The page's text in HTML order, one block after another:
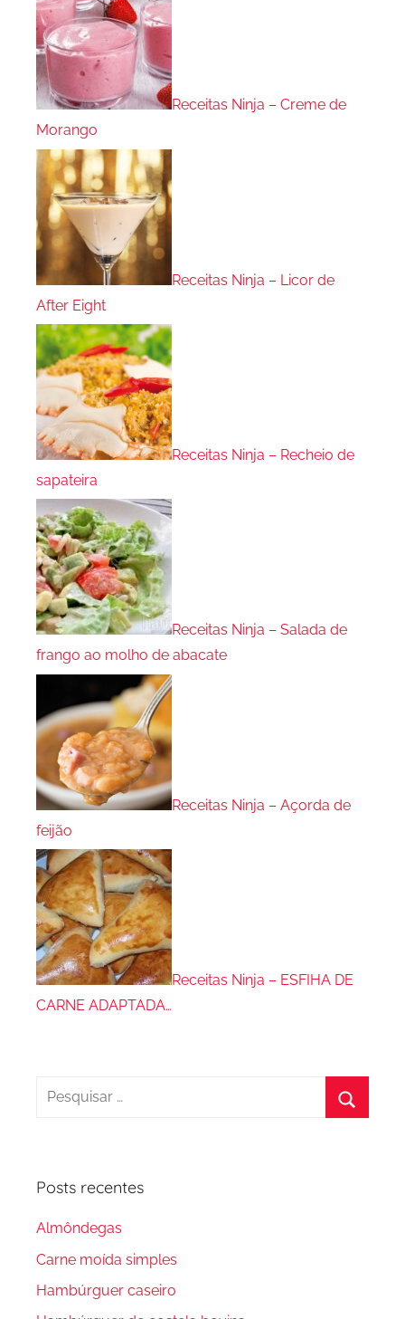
Receitas Ninja – Creme de
Morango
Receitas Ninja – Licor de
After Eight
Receitas Ninja – Recheio de
sapateira
Receitas Ninja – Salada de
frango ao molho de abacate
Receitas Ninja – Açorda de
feijão
Receitas Ninja – ESFIHA DE
CARNE ADAPTADA…
Pesquisar
Posts recentes
Almôndegas
Carne moída simples
Hambúrguer caseiro